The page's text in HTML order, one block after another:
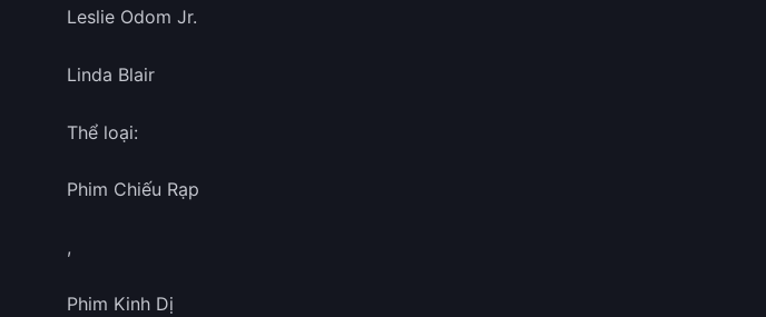
Leslie Odom Jr.
Linda Blair
Thể loại:
Phim Chiếu Rạp
,
Phim Kinh Dị